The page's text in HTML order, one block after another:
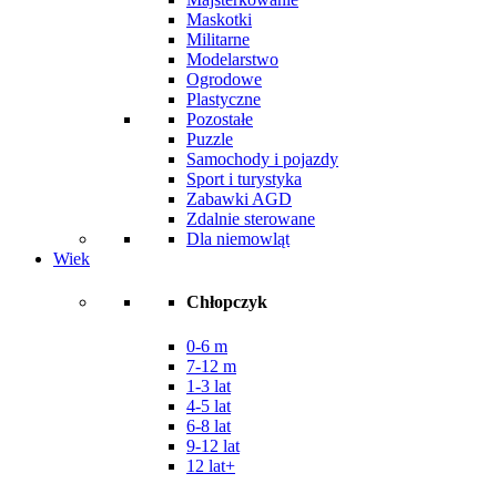
Maskotki
Militarne
Modelarstwo
Ogrodowe
Plastyczne
Pozostałe
Puzzle
Samochody i pojazdy
Sport i turystyka
Zabawki AGD
Zdalnie sterowane
Dla niemowląt
Wiek
Chłopczyk
0-6 m
7-12 m
1-3 lat
4-5 lat
6-8 lat
9-12 lat
12 lat+